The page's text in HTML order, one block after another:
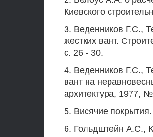
Киевского
3. Веденников Г.С.,
жестких вант.
с. 26 - 30.
4. Веденников Г.С.,
вант на
архитектура, 1977,
5. Висячие
6. Гольдштейн A.C.,